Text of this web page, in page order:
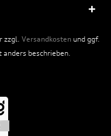
zzgl. Versandkostenund ggf.
anders beschrieben.